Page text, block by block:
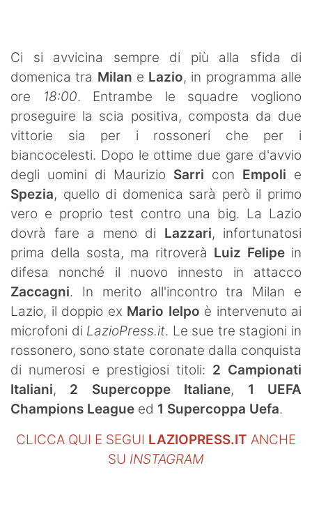
Ci si avvicina sempre di più alla sfida di
domenica tra Milan e Lazio, in programma alle
ore
18:00. Entrambe le squadre vogliono
proseguire la scia positiva, composta da due
vittorie sia per i rossoneri che per i
biancocelesti. Dopo le ottime due gare d'avvio
degli uomini di Maurizio Sarri con Empoli e
Spezia, quello di domenica sarà però il primo
vero e proprio test contro una big. La Lazio
dovrà fare a meno di Lazzari, infortunatosi
prima della sosta, ma ritroverà Luiz Felipe in
difesa nonché il nuovo innesto in attacco
Zaccagni. In merito all'incontro tra Milan e
Lazio, il doppio ex Mario Ielpo è intervenuto ai
microfoni di LazioPress.it. Le sue tre stagioni in
rossonero, sono state coronate dalla conquista
di numerosi e prestigiosi titoli: 2 Campionati
Italiani, 2 Supercoppe Italiane, 1 UEFA
Champions League ed 1 Supercoppa Uefa.
CLICCA QUI E SEGUI LAZIOPRESS.IT ANCHE
SU INSTAGRAM